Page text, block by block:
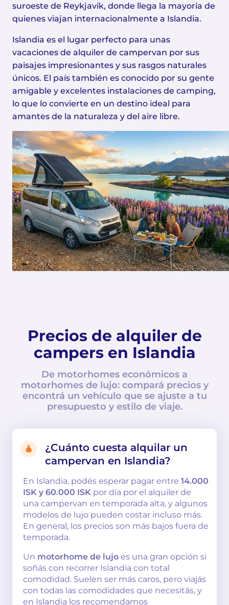
suroeste de Reykjavik, donde llega la mayoría de
quienes viajan internacionalmente a Islandia.
Islandia es el lugar perfecto para unas
vacaciones de alquiler de campervan por sus
paisajes impresionantes y sus rasgos naturales
únicos. El país también es conocido por su gente
amigable y excelentes instalaciones de camping,
lo que lo convierte en un destino ideal para
amantes de la naturaleza y del aire libre.
Precios de alquiler de
campers en Islandia
De motorhomes económicos a
motorhomes de lujo: compará precios y
encontrá un vehículo que se ajuste a tu
presupuesto y estilo de viaje.
¿Cuánto cuesta alquilar un
campervan en Islandia?
En Islandia, podés esperar pagar entre 14.000
ISK y 60.000 ISK por día por el alquiler de
una campervan en temporada alta, y algunos
modelos de lujo pueden costar incluso más.
En general, los precios son más bajos fuera de
temporada.
Un motorhome de lujo es una gran opción si
soñás con recorrer Islandia con total
comodidad. Suelen ser más caros, pero viajás
con todas las comodidades que necesitás, y
en Islandia los recomendamos